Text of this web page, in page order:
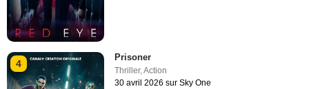
4
Prisoner
Thriller,Action
30 avril 2026 sur Sky One